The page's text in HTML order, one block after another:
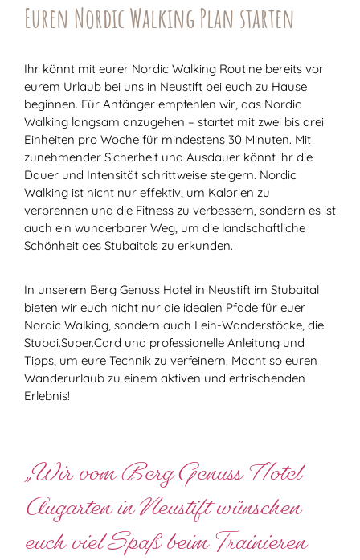
Euren Nordic Walking Plan starten
Ihr könnt mit eurer Nordic Walking Routine bereits vor
eurem Urlaub bei uns in Neustift bei euch zu Hause
beginnen. Für Anfänger empfehlen wir, das Nordic
Walking langsam anzugehen – startet mit zwei bis drei
Einheiten pro Woche für mindestens 30 Minuten. Mit
zunehmender Sicherheit und Ausdauer könnt ihr die
Dauer und Intensität schrittweise steigern. Nordic
Walking ist nicht nur effektiv, um Kalorien zu
verbrennen und die Fitness zu verbessern, sondern es ist
auch ein wunderbarer Weg, um die landschaftliche
Schönheit des Stubaitals zu erkunden.
In unserem Berg Genuss Hotel in Neustift im Stubaital
bieten wir euch nicht nur die idealen Pfade für euer
Nordic Walking, sondern auch Leih-Wanderstöcke, die
Stubai.Super.Card und professionelle Anleitung und
Tipps, um eure Technik zu verfeinern. Macht so euren
Wanderurlaub zu einem aktiven und erfrischenden
Erlebnis!
„Wir vom Berg Genuss Hotel
Augarten in Neustift wünschen
euch viel Spaß beim Trainieren